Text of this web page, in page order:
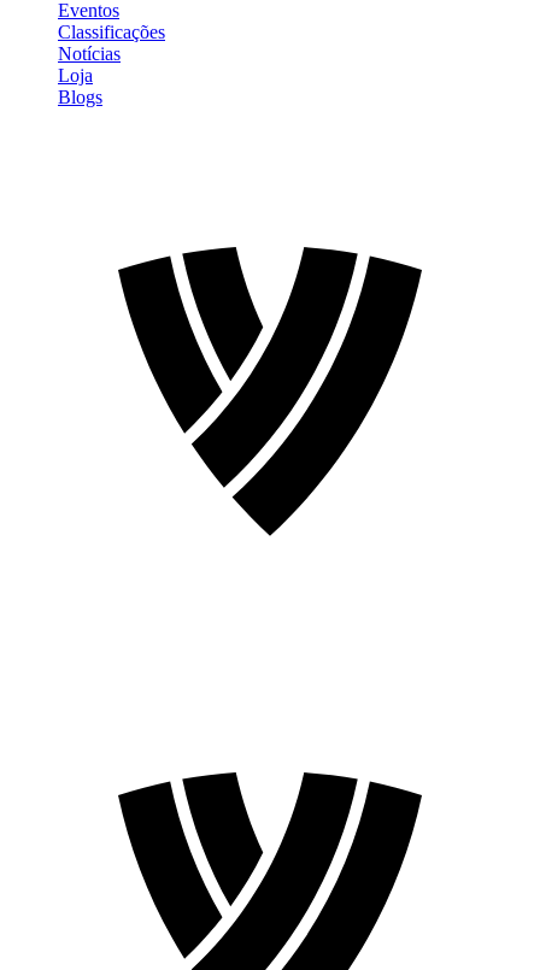
Eventos
Classificações
Notícias
Loja
Blogs